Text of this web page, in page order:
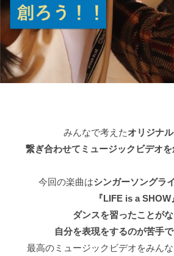
みんなで考えたオリジナ
繋ぎ合わせてミュージックビデオを
今回の楽曲はシンガーソングラ
『LIFE is a SHOW
ダンスを習ったことが
自分を表現をするのが苦手で
最高のミュージックビデオをみん